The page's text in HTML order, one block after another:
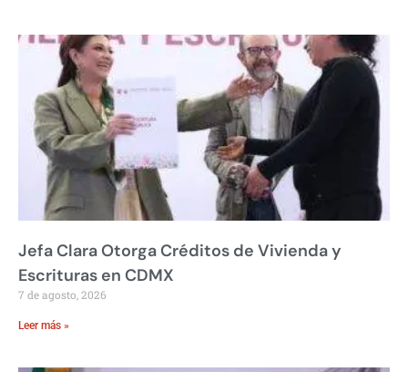
Jefa Clara Otorga Créditos de Vivienda y
Escrituras en CDMX
7 de agosto, 2026
Leer más »